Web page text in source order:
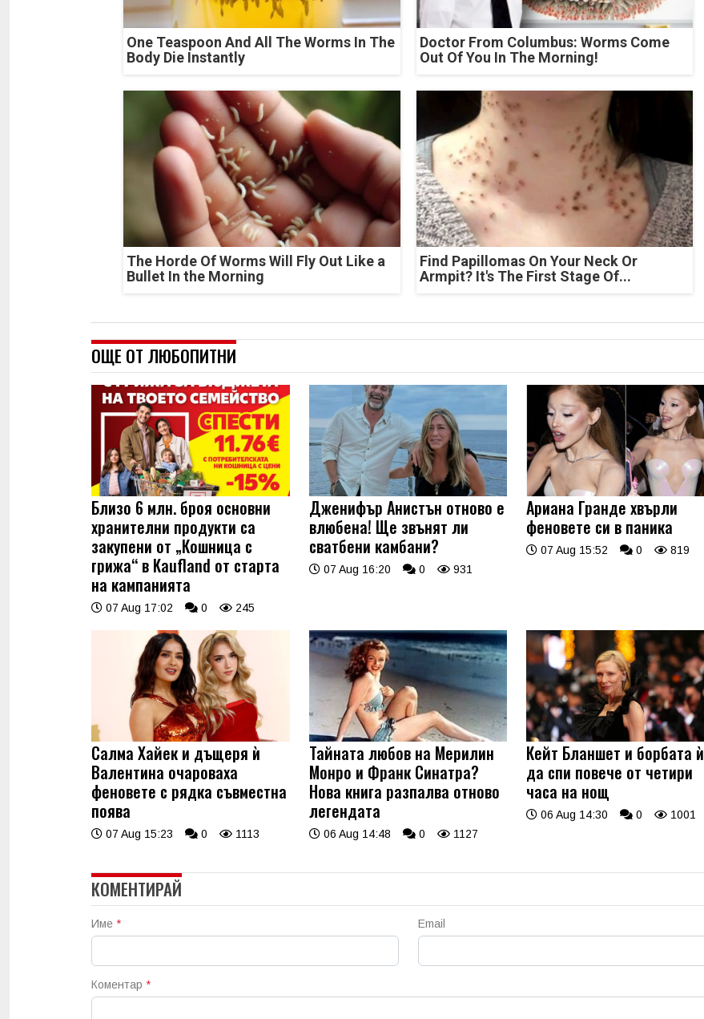
One Teaspoon And All The Worms In The
Body Die Instantly
Doctor From Columbus: Worms Come
Out Of You In The Morning!
The Horde Of Worms Will Fly Out Like a
Bullet In the Morning
Find Papillomas On Your Neck Or
Armpit? It's The First Stage Of...
ОЩЕ ОТ ЛЮБОПИТНИ
Близо 6 млн. броя основни
хранителни продукти са
закупени от „Кошница с
грижа“ в Kaufland от старта
на кампанията
07 Aug 17:02 0 245
Дженифър Анистън отново е
влюбена! Ще звънят ли
сватбени камбани?
07 Aug 16:20 0 931
Ариана Гранде хвърли
феновете си в паника
07 Aug 15:52 0 819
Салма Хайек и дъщеря ѝ
Валентина очароваха
феновете с рядка съвместна
поява
07 Aug 15:23 0 1113
Тайната любов на Мерилин
Монро и Франк Синатра?
Нова книга разпалва отново
легендата
06 Aug 14:48 0 1127
Кейт Бланшет и борбата ѝ
да спи повече от четири
часа на нощ
06 Aug 14:30 0 1001
КОМЕНТИРАЙ
Име * Email
Коментар *